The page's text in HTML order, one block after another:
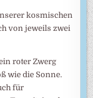
kosmischen
von jeweils zwei
roter Zwerg
wie die Sonne.
für